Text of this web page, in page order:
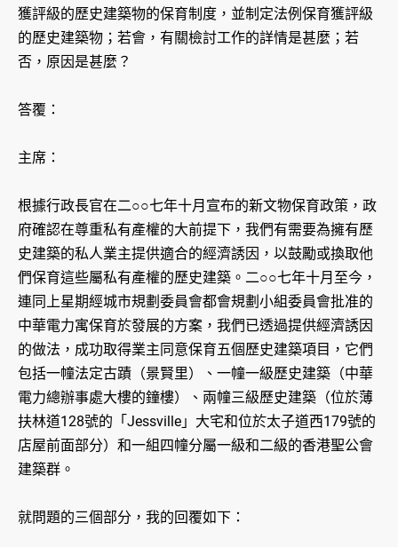
獲評級的歷史建築物的保育制度，並制定法例保育獲評級
的歷史建築物；若會，有關檢討工作的詳情是甚麼；若
否，原因是甚麼？
答覆：
主席：
根據行政長官在二○○七年十月宣布的新文物保育政策，政
府確認在尊重私有產權的大前提下，我們有需要為擁有歷
史建築的私人業主提供適合的經濟誘因，以鼓勵或換取他
們保育這些屬私有產權的歷史建築。二○○七年十月至今，
連同上星期經城市規劃委員會都會規劃小組委員會批准的
中華電力寓保育於發展的方案，我們已透過提供經濟誘因
的做法，成功取得業主同意保育五個歷史建築項目，它們
包括一幢法定古蹟（景賢里）、一幢一級歷史建築（中華
電力總辦事處大樓的鐘樓）、兩幢三級歷史建築（位於薄
扶林道128號的「Jessville」大宅和位於太子道西179號的
店屋前面部分）和一組四幢分屬一級和二級的香港聖公會
建築群。
就問題的三個部分，我的回覆如下：